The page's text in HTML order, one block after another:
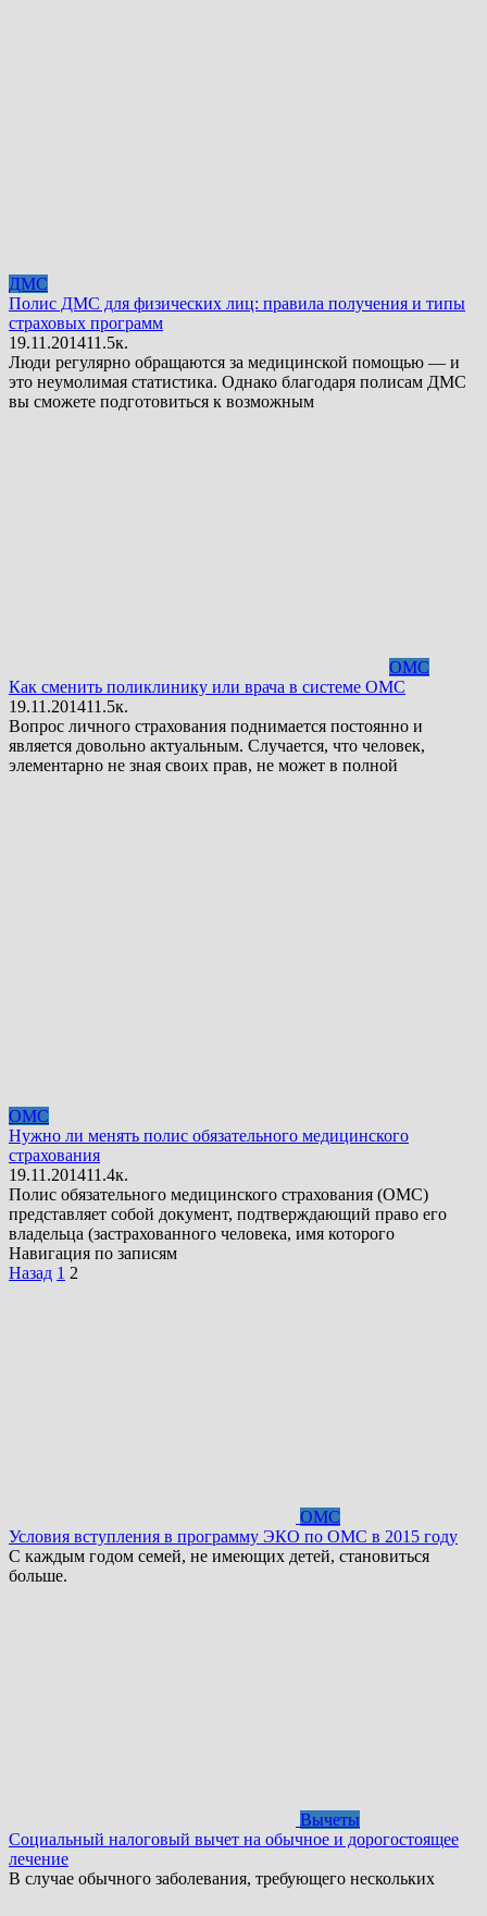
ДМС
Полис ДМС для физических лиц: правила получения и типы
страховых программ
19.11.201411.5к.
Люди регулярно обращаются за медицинской помощью — и
это неумолимая статистика. Однако благодаря полисам ДМС
вы сможете подготовиться к возможным
ОМС
Как сменить поликлинику или врача в системе ОМС
19.11.201411.5к.
Вопрос личного страхования поднимается постоянно и
является довольно актуальным. Случается, что человек,
элементарно не зная своих прав, не может в полной
ОМС
Нужно ли менять полис обязательного медицинского
страхования
19.11.201411.4к.
Полис обязательного медицинского страхования (ОМС)
представляет собой документ, подтверждающий право его
владельца (застрахованного человека, имя которого
Навигация по записям
Назад 1 2
ОМС
Условия вступления в программу ЭКО по ОМС в 2015 году
С каждым годом семей, не имеющих детей, становиться
больше.
Вычеты
Социальный налоговый вычет на обычное и дорогостоящее
лечение
В случае обычного заболевания, требующего нескольких